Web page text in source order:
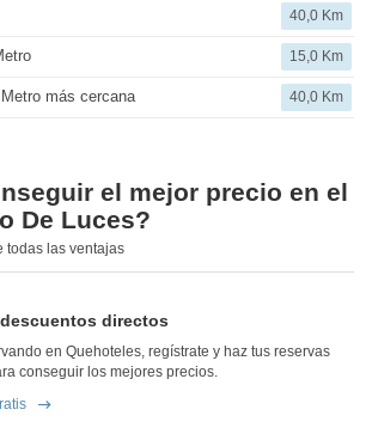
40,0 Km
15,0 Km
más cercana 40,0 Km
el mejor precio en el
De Luces?
todas las ventajas
directos
en Quehoteles, regístrate y haz tus reservas
conseguir los mejores precios.